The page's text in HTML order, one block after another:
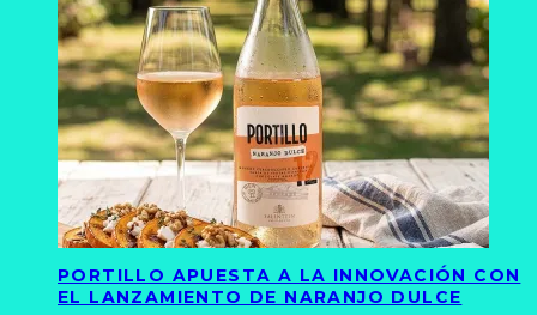
PORTILLO APUESTA A LA INNOVACIÓN CON
EL LANZAMIENTO DE NARANJO DULCE